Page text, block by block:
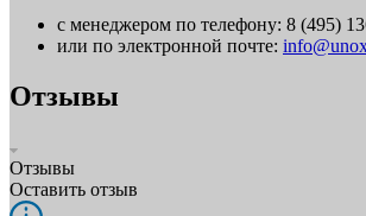
с менеджером по телефону: 8 (495)
или по электронной почте:
Отзывы
Отзывы
Оставить отзыв